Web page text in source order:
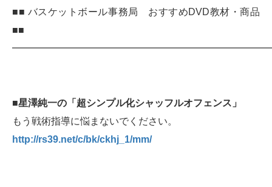
■■ バスケットボール事務局 おすすめDVD教材・商品
■■
■星澤純一の「超シンプル化シャッフルオフェンス」
もう戦術指導に悩まないでください。
http://rs39.net/c/bk/ckhj_1/mm/